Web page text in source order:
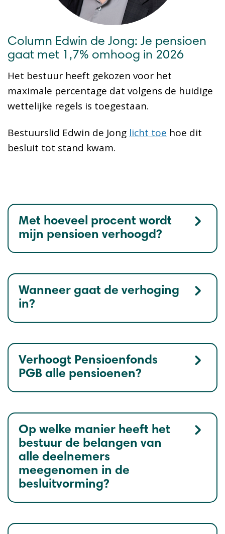
Column Edwin de Jong: Je pensioen
gaat met 1,7% omhoog in 2026
Het bestuur heeft gekozen voor het
maximale percentage dat volgens de huidige
wettelijke regels is toegestaan.
Bestuurslid Edwin de Jong licht toe hoe dit
besluit tot stand kwam.
Met hoeveel procent wordt
mijn pensioen verhoogd?
Wanneer gaat de verhoging
in?
Verhoogt Pensioenfonds
PGB alle pensioenen?
Op welke manier heeft het
bestuur de belangen van
alle deelnemers
meegenomen in de
besluitvorming?